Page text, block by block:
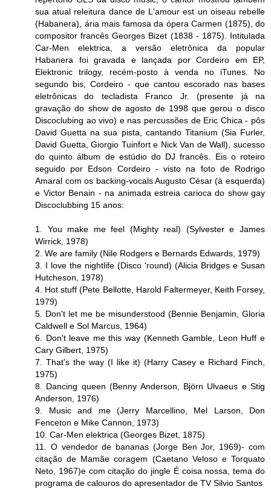
sua atual releitura dance de L'amour est un oiseau rebelle
(Habanera), ária mais famosa da ópera Carmen (1875), do
compositor francês Georges Bizet (1838 - 1875). Intitulada
Car-Men elektrica, a versão eletrônica da popular
Habanera foi gravada e lançada por Cordeiro em EP,
Elektronic trilogy, recém-posto à venda no iTunes. No
segundo bis, Cordeiro - que cantou escorado nas bases
eletrônicas do tecladista Franco Jr. (presente já na
gravação do show de agosto de 1998 que gerou o disco
Discoclubing ao vivo) e nas percussões de Eric Chica - pôs
David Guetta na sua pista, cantando Titanium (Sia Furler,
David Guetta, Giorgio Tuinfort e Nick Van de Wall), sucesso
do quinto álbum de estúdio do DJ francês. Eis o roteiro
seguido por Edson Cordeiro - visto na foto de Rodrigo
Amaral com os backing-vocals Augusto César (à esquerda)
e Victor Benain - na animada estreia carioca do show gay
Discoclubbing 15 anos:
1. You make me feel (Mighty real) (Sylvester e James
Wirrick, 1978)
2. We are family (Nile Rodgers e Bernards Edwards, 1979)
3. I love the nightlife (Disco 'round) (Alicia Bridges e Susan
Hutcheson, 1978)
4. Hot stuff (Pete Bellotte, Harold Faltermeyer, Keith Forsey,
1979)
5. Don't let me be misunderstood (Bennie Benjamin, Gloria
Caldwell e Sol Marcus, 1964)
6. Don't leave me this way (Kenneth Gamble, Leon Huff e
Cary Gilbert, 1975)
7. That's the way (I like it) (Harry Casey e Richard Finch,
1975)
8. Dancing queen (Benny Anderson, Björn Ulvaeus e Stig
Anderson, 1976)
9. Music and me (Jerry Marcellino, Mel Larson, Don
Fenceton e Mike Cannon, 1973)
10. Car-Men elektrica (Georges Bizet, 1875)
11. O vendedor de bananas (Jorge Ben Jor, 1969)- com
citação de Mamãe coragem (Caetano Veloso e Torquato
Neto, 1967)e com citação do jingle É coisa nossa, tema do
programa de calouros do apresentador de TV Silvio Santos